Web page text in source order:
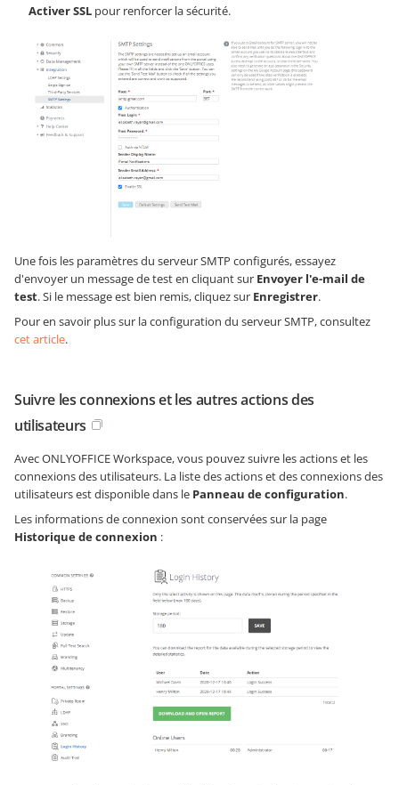
Activer SSL pour renforcer la sécurité.
Une fois les paramètres du serveur SMTP configurés, essayez
d'envoyer un message de test en cliquant sur Envoyer l'e-mail de
test. Si le message est bien remis, cliquez sur Enregistrer.
Pour en savoir plus sur la configuration du serveur SMTP, consultez
cet article.
Suivre les connexions et les autres actions des
utilisateurs
Avec ONLYOFFICE Workspace, vous pouvez suivre les actions et les
connexions des utilisateurs. La liste des actions et des connexions des
utilisateurs est disponible dans le Panneau de configuration.
Les informations de connexion sont conservées sur la page
Historique de connexion :